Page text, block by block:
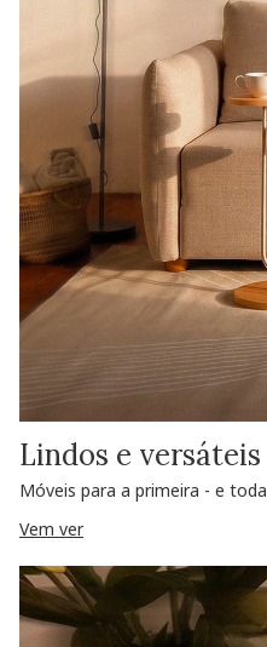
Lindos e versáteis
Móveis para a primeira - e
Vem ver